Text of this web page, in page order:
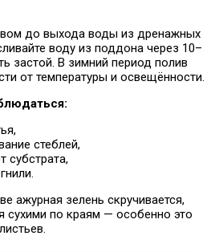
до выхода воды из дренажных
воду из поддона через 10–
застой. В зимний период полив
от температуры и освещённости.
стеблей,
субстрата,
ажурная зелень скручивается,
сухими по краям — особенно это